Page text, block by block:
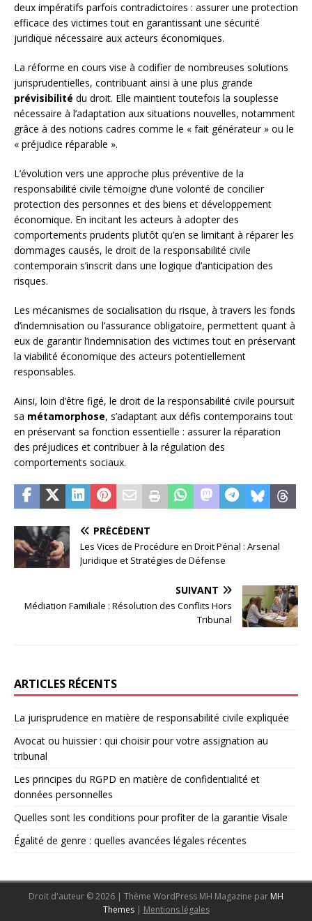
deux impératifs parfois contradictoires : assurer une protection
efficace des victimes tout en garantissant une sécurité
juridique nécessaire aux acteurs économiques.
La réforme en cours vise à codifier de nombreuses solutions
jurisprudentielles, contribuant ainsi à une plus grande
prévisibilité du droit. Elle maintient toutefois la souplesse
nécessaire à l’adaptation aux situations nouvelles, notamment
grâce à des notions cadres comme le « fait générateur » ou le
« préjudice réparable ».
L’évolution vers une approche plus préventive de la
responsabilité civile témoigne d’une volonté de concilier
protection des personnes et des biens et développement
économique. En incitant les acteurs à adopter des
comportements prudents plutôt qu’en se limitant à réparer les
dommages causés, le droit de la responsabilité civile
contemporain s’inscrit dans une logique d’anticipation des
risques.
Les mécanismes de socialisation du risque, à travers les fonds
d’indemnisation ou l’assurance obligatoire, permettent quant à
eux de garantir l’indemnisation des victimes tout en préservant
la viabilité économique des acteurs potentiellement
responsables.
Ainsi, loin d’être figé, le droit de la responsabilité civile poursuit
sa métamorphose, s’adaptant aux défis contemporains tout
en préservant sa fonction essentielle : assurer la réparation
des préjudices et contribuer à la régulation des
comportements sociaux.
PRÉCÉDENT
Les Vices de Procédure en Droit Pénal : Arsenal
Juridique et Stratégies de Défense
SUIVANT
Médiation Familiale : Résolution des Conflits Hors
Tribunal
ARTICLES RÉCENTS
La jurisprudence en matière de responsabilité civile expliquée
Avocat ou huissier : qui choisir pour votre assignation au
tribunal
Les principes du RGPD en matière de confidentialité et
données personnelles
Quelles sont les conditions pour profiter de la garantie Visale
Égalité de genre : quelles avancées légales récentes
Droit d'auteur © 2026 | Thème WordPress MH Magazine par MH
Themes | Mentions légales